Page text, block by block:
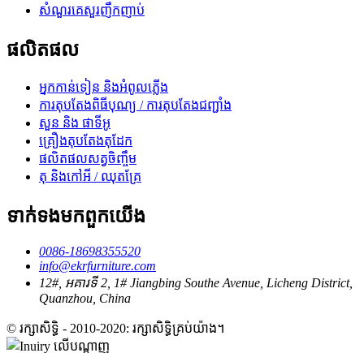
សំណួរគេសួរញឹកញាប់
ផលិតផល
អ្នកកាន់ទៀន និងអំពូលភ្លើង
ការតុបតែងពិធីបុណ្យ / ការតុបតែងជញ្ជាំង
សួន និង ផាទីអូ
គ្រឿងតុបតែងតុដែក
ផលិតផលសត្វចិញ្ចឹម
តុ និងកៅអី / ឈុតគ្រែ
ទាក់ទង​មក​ពួក​យើង
0086-18698355520
info@ekrfurniture.com
12#, អគារទី 2, 1# Jiangbing Southe Avenue, Licheng District,
Quanzhou, China
© រក្សាសិទ្ធិ - 2010-2020: រក្សាសិទ្ធិគ្រប់យ៉ាង។